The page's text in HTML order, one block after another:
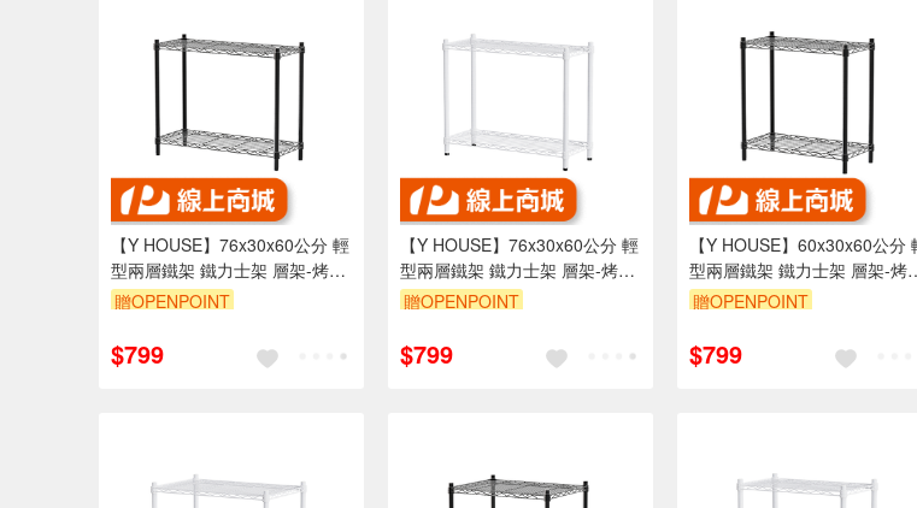
【Y HOUSE】76x30x60公分 輕
型兩層鐵架 鐵力士架 層架-烤漆
黑
贈OPENPOINT
$799
【Y HOUSE】76x30x60公分 輕
型兩層鐵架 鐵力士架 層架-烤漆
白
贈OPENPOINT
$799
【Y HOUSE】60x30x60公分
型兩層鐵架 鐵力士架 層架-烤
黑
贈OPENPOINT
$799